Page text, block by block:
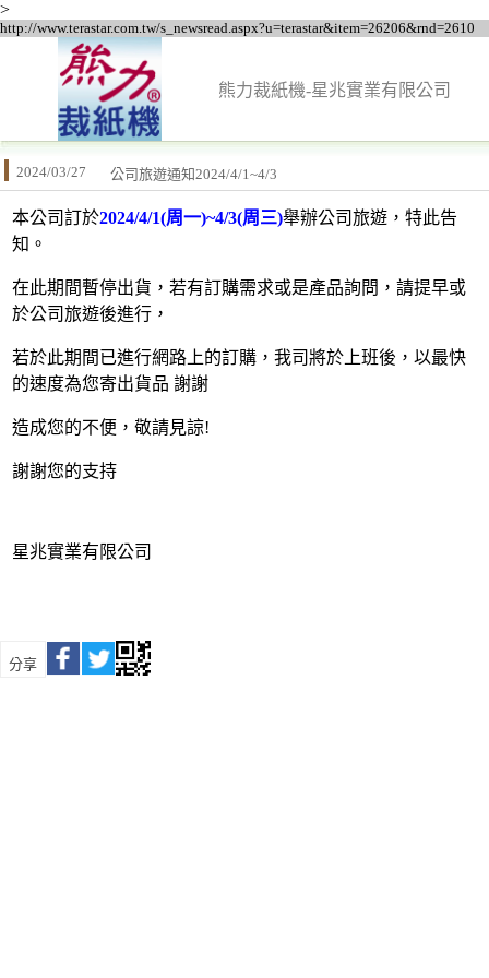
>
http://www.terastar.com.tw/s_newsread.aspx?u=terastar&item=26206&rnd=2610
熊力裁紙機-星兆實業有限公司
2024/03/27 公司旅遊通知2024/4/1~4/3
本公司訂於2024/4/1(周一)~4/3(周三)舉辦公司旅遊，特此告
知。
在此期間暫停出貨，若有訂購需求或是產品詢問，請提早或
於公司旅遊後進行，
若於此期間已進行網路上的訂購，我司將於上班後，以最快
的速度為您寄出貨品 謝謝
造成您的不便，敬請見諒!
謝謝您的支持
星兆實業有限公司
分享